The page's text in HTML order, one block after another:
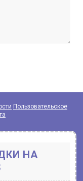
Пользовательское
НА